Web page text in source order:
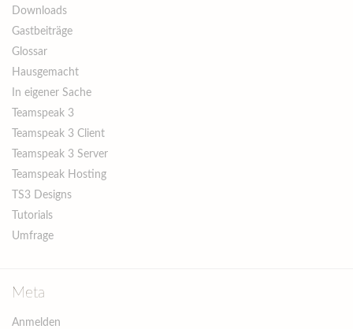
Downloads
Gastbeiträge
Glossar
Hausgemacht
In eigener Sache
Teamspeak 3
Teamspeak 3 Client
Teamspeak 3 Server
Teamspeak Hosting
TS3 Designs
Tutorials
Umfrage
Meta
Anmelden